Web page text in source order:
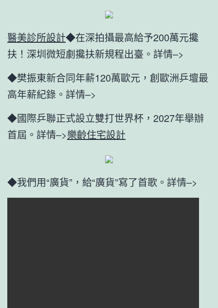
醫美診所設計◆在深拍攝最高給予200萬元攙
扶！深圳微短劇攙扶新規程出臺。詳情–>
◆樊振東新合同年薪120萬歐元，創歐洲乒壇最
高年薪紀錄。詳情–>
◆國際乒聯正式設立雙打世界杯，2027年舉辦
首屆。詳情–>樂齡住宅設計
◆我們用“廣貨”，給“廣貨”寫了首歌。詳情–>